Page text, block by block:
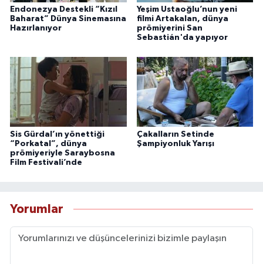
Endonezya Destekli “Kızıl
Baharat” Dünya Sinemasına
Hazırlanıyor
Yeşim Ustaoğlu’nun yeni
filmi Artakalan, dünya
prömiyerini San
Sebastián'da yapıyor
Sis Gürdal’ın yönettiği
“Porkatal”, dünya
prömiyeriyle Saraybosna
Film Festivali’nde
Çakalların Setinde
Şampiyonluk Yarışı
Yorumlar